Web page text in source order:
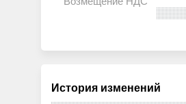
История изменений